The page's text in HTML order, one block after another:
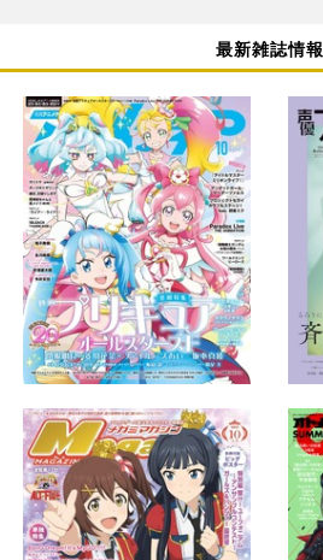
最新雑誌情報